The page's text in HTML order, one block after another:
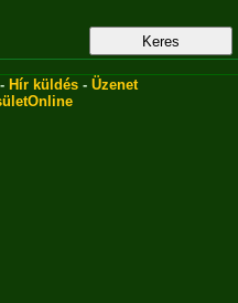
- Hír küldés - Üzenet